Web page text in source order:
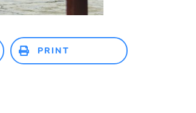
PRINT